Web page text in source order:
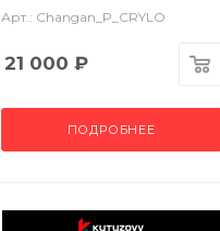
Арт.: Changan_P_CRYLO
21 000 ₽
ПОДРОБНЕЕ